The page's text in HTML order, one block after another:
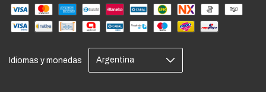
Idiomas y monedas